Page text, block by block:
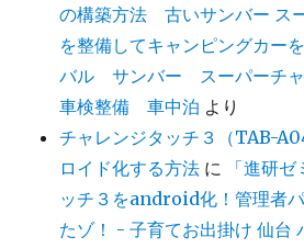
の構築方法 古いサンバー ス
を整備してキャンピングカー
バル サンバー スーパーチ
車検整備 車中泊 より
チャレンジタッチ３（TAB-
ロイド化する方法 に
「進研
ッチ３をandroid化！管理者
たゾ！ - 子育てお出掛け 仙台